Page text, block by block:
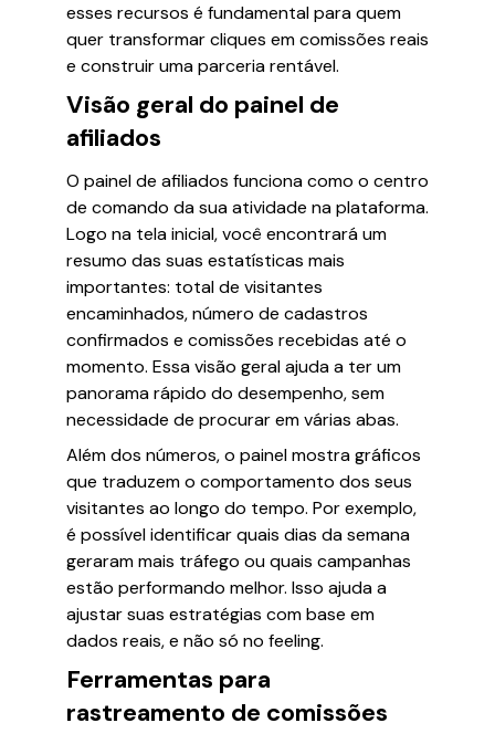
esses recursos é fundamental para quem
quer transformar cliques em comissões reais
e construir uma parceria rentável.
Visão geral do painel de
afiliados
O painel de afiliados funciona como o centro
de comando da sua atividade na plataforma.
Logo na tela inicial, você encontrará um
resumo das suas estatísticas mais
importantes: total de visitantes
encaminhados, número de cadastros
confirmados e comissões recebidas até o
momento. Essa visão geral ajuda a ter um
panorama rápido do desempenho, sem
necessidade de procurar em várias abas.
Além dos números, o painel mostra gráficos
que traduzem o comportamento dos seus
visitantes ao longo do tempo. Por exemplo,
é possível identificar quais dias da semana
geraram mais tráfego ou quais campanhas
estão performando melhor. Isso ajuda a
ajustar suas estratégias com base em
dados reais, e não só no feeling.
Ferramentas para
rastreamento de comissões